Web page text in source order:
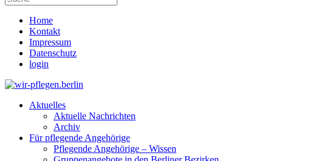
Home
Kontakt
Impressum
Datenschutz
login
Aktuelles
Aktuelle Nachrichten
Archiv
Für pflegende Angehörige
Pflegende Angehörige – Wissen